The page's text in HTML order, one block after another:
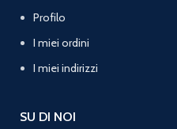
Profilo
I miei ordini
I miei indirizzi
SU DI NOI